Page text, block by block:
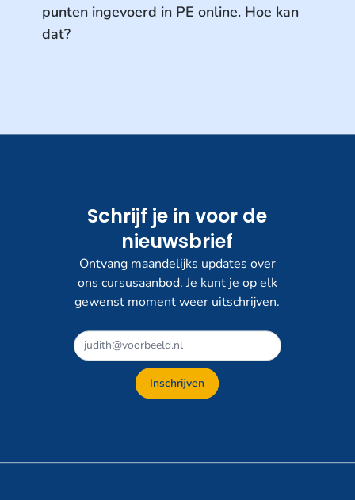
punten ingevoerd in PE online. Hoe kan
dat?
Schrijf je in voor de
nieuwsbrief
Ontvang maandelijks updates over
ons cursusaanbod. Je kunt je op elk
gewenst moment weer uitschrijven.
Dit
veld
Inschrijven